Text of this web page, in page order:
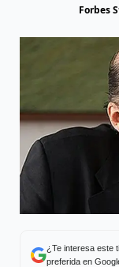
Forbes
¿Te interesa este
preferida en